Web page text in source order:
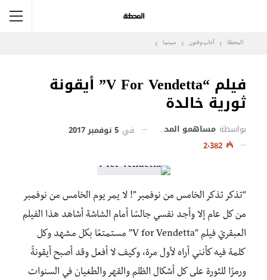
المحطة آداب وفنون سينما
فيلم “V For Vendetta” أيقونة
ثورية خالدة
بواسطة مساهمو المحطة في 5 نوفمبر 2017
“تذكر تذكر الخامس من نوفمبر”! لا يمر يوم الخامس من نوفمبر
من كل عام إلا وأجد نفسي جالسًا أمام الشاشة أشاهد هذا الفيلم
العبقريّ فيلم “V for Vendetta” مستمتعًا بكل مشهد وكل
كلمة فيه كأنني أراه لأول مرة، وكيف لا أفعل وقد أصبح أيقونةً
ورمزًا للثورة على كل أشكال الظلم والقهر والطغيان في السنوات